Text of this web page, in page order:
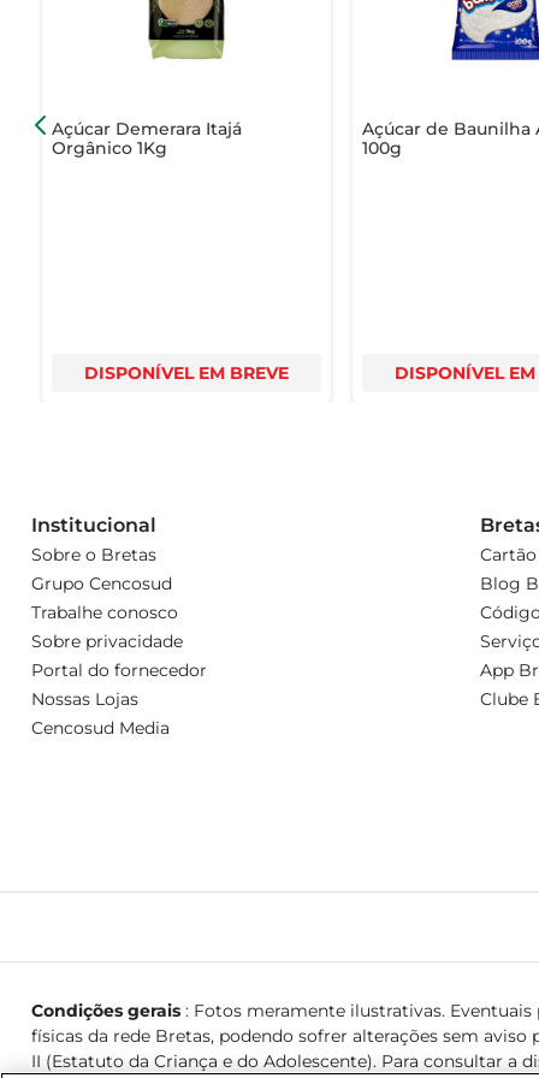
Açúcar Demerara Itajá
Orgânico 1Kg
DISPONÍVEL EM BREVE
Açúcar de Baunilha
100g
DISPONÍVEL EM
Institucional
Sobre o Bretas
Grupo Cencosud
Trabalhe conosco
Sobre privacidade
Portal do fornecedor
Nossas Lojas
Cencosud Media
Blog
App
Clube
Condições gerais: Fotos meramente ilustrativas. Eventuais
físicas da rede Bretas, podendo sofrer alterações sem aviso
II (Estatuto da Criança e do Adolescente). Para consultar a